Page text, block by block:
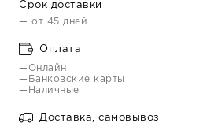
Срок доставки
— от 45 дней
Оплата
—Онлайн
—Банковские карты
—Наличные
Доставка, самовывоз